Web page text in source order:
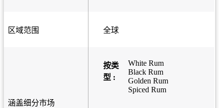
区域范围 全球
涵盖细分市场
按类
型 :
White Rum
Black Rum
Golden Rum
Spiced Rum